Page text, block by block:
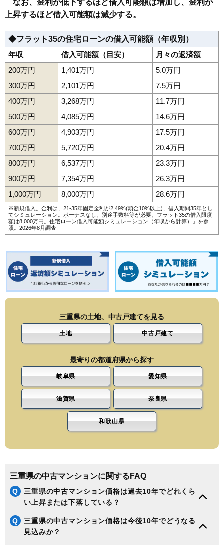
なお、金利が低下するほど借入可能額は増加し、金利が
上昇するほど借入可能額は減少する。
◆フラット35の住宅ローンの借入可能額（年収別）
年収
借入可能額（目安）
月々の返済額
200万円
1,401万円
5.0万円
300万円
2,101万円
7.5万円
400万円
3,268万円
11.7万円
500万円
4,085万円
14.6万円
600万円
4,903万円
17.5万円
700万円
5,720万円
20.4万円
800万円
6,537万円
23.3万円
900万円
7,354万円
26.3万円
1,000万円
8,000万円 28.6万円
※新規借入。金利は、21-35年固定金利が2.49%(頭金10%以上)、借入期間35年とし
てシミュレーション。ボーナスなし、別途手数料等が必要。フラット35の借入限度
額は8,000万円。 住宅ローン借入可能額シミュレーション（年収から計算）
」を参
照。2026年8月調査
三重県の土地、中古戸建てを見る
土地 中古戸建て
最寄りの都道府県から探す
岐阜県 愛知県
滋賀県 奈良県
和歌山県
三重県の中古マンションに関するFAQ
Q
三重県の中古マンション価格は過去10年でどれくら
い上昇または下落している？
Q
三重県の中古マンション価格は今後10年でどうなる
見込みか？